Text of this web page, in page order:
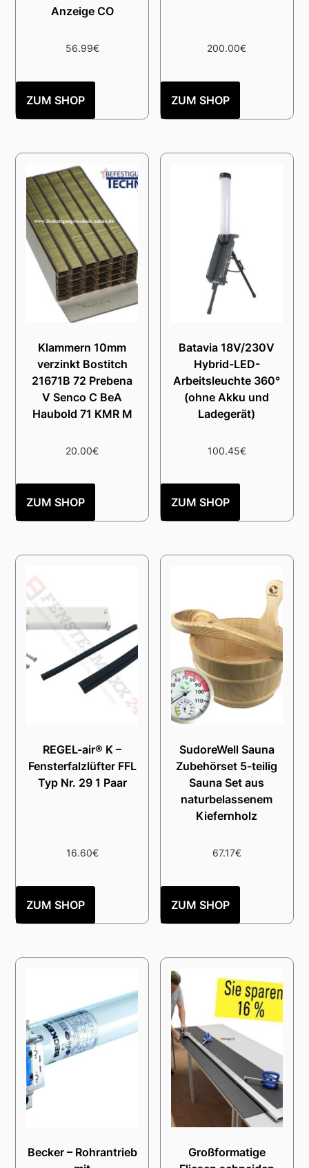
Anzeige CO
56.99€
ZUM SHOP
200.00€
ZUM SHOP
Klammern 10mm
verzinkt Bostitch
21671B 72 Prebena
V Senco C BeA
Haubold 71 KMR M
20.00€
ZUM SHOP
Batavia 18V/230V
Hybrid-LED-
Arbeitsleuchte 360°
(ohne Akku und
Ladegerät)
100.45€
ZUM SHOP
REGEL-air® K –
Fensterfalzlüfter FFL
Typ Nr. 29 1 Paar
16.60€
ZUM SHOP
SudoreWell Sauna
Zubehörset 5-teilig
Sauna Set aus
naturbelassenem
Kiefernholz
67.17€
ZUM SHOP
Becker – Rohrantrieb
Großformatige